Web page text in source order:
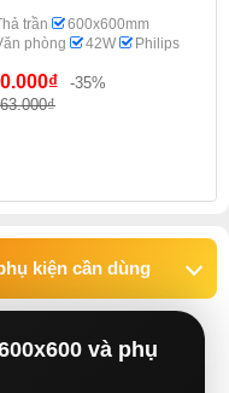
trần
600x600mm
phòng
42W Philips
-35%
kiện cần dùng
và phụ